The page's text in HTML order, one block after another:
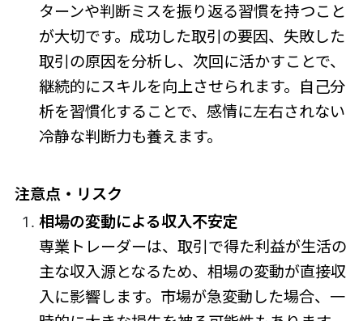
ターンや判断ミスを振り返る習慣を持つこと
が大切です。成功した取引の要因、失敗した
取引の原因を分析し、次回に活かすことで、
継続的にスキルを向上させられます。自己分
析を習慣化することで、感情に左右されない
冷静な判断力も養えます。
注意点・リスク
相場の変動による収入不安定
専業トレーダーは、取引で得た利益が生活の
主な収入源となるため、相場の変動が直接収
入に影響します。市場が急変動した場合、一